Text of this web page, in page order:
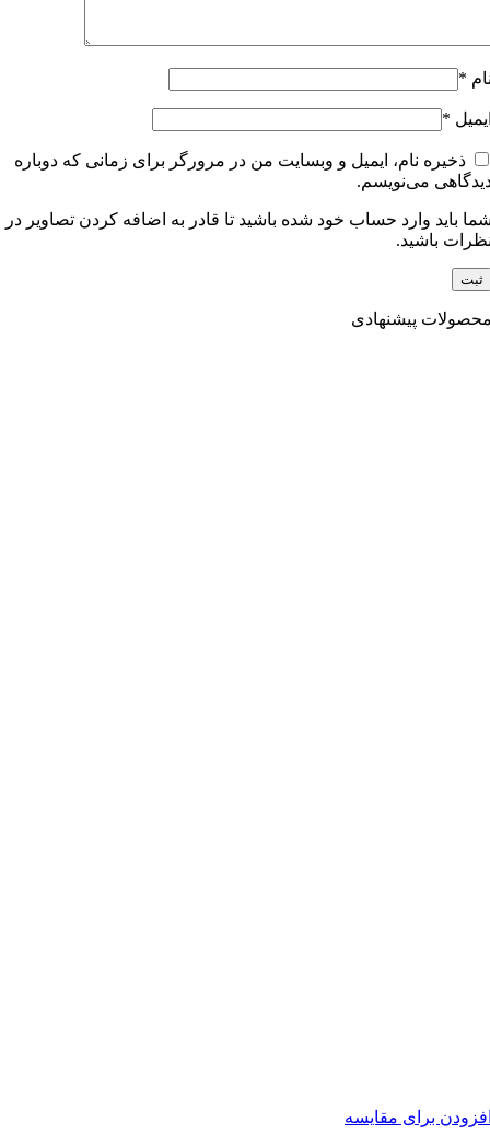
*
*
ذخیره نام، ایمیل و وبسایت من در مرورگر برای زمانی که دوباره
می‌نویسم.
باید وارد حساب خود شده باشید تا قادر به اضافه کردن تصاویر در
باشید.
پیشنهادی
برای مقایسه